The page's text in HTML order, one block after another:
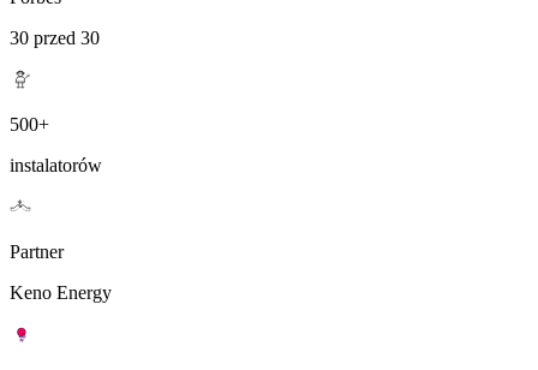
30 przed 30
500+
instalatorów
Partner
Keno Energy